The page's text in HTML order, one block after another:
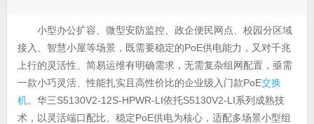
小型办公扩容、微型安防监控、政企便民网点、校园分区域
接入、智慧小屋等场景，既需要稳定的PoE供电能力，又对千兆
上行的灵活性、简易运维有明确需求，无需复杂组网配置，亟需
一款小巧灵活、性能扎实且高性价比的企业级入门款PoE交换
机。华三S5130V2-12S-HPWR-LI依托S5130V2-LI系列成熟技
术，以灵活端口配比、稳定PoE供电为核心，适配多场景小型组